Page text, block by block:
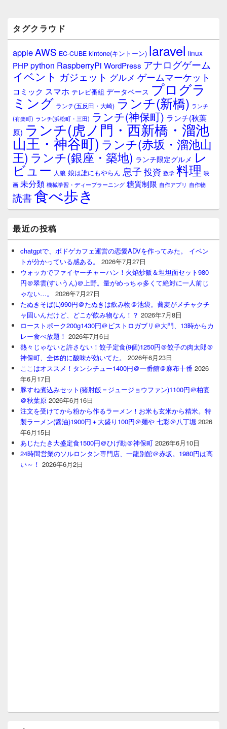
タグクラウド
appleAWS EC-CUBE kintone(キントーン) laravel linux
PHPpython RaspberryPi WordPress アナログゲーム
イベント ガジェット グルメ ゲームマーケット
コミック スマホ テレビ番組 データベース プログラ
ミング ランチ(五反田・大崎) ランチ(新橋) ランチ
(有楽町) ランチ(浜松町・三田) ランチ(神保町) ランチ(秋葉
原) ランチ(虎ノ門・西新橋・溜池
山王・神谷町) ランチ(赤坂・溜池山
王) ランチ(銀座・築地) ランチ限定グルメ レ
ビュー 人狼 娘は誰にもやらん 息子 投資 数学 料理 映
画 未分類 機械学習・ディープラーニング 糖質制限 自作アプリ 自作物
読書食べ歩き
最近の投稿
chatgptで、ボドゲカフェ運営の恋愛ADVを作ってみた。 イベン
トが分かっている感ある。
2026年7月27日
ウォッカでファイヤーチャーハン！火焰炒飯＆坦坦面セット980
円＠翠雲(すいうん)＠上野。量がめっちゃ多くて絶対に一人前じ
ゃない…。
2026年7月27日
たぬきそば(L)990円＠たぬきは飲み物＠池袋。蕎麦がメチャクチ
ャ固いんだけど、どこが飲み物なん！？ 2026年7月8日
ローストポーク200g1430円＠ビストロガブリ＠大門、13時からカ
レー食べ放題！ 2026年7月6日
熱々じゃないと許さない！餃子定食(9個)1250円＠餃子の肉太郎＠
神保町、全体的に酸味が効いてた。
2026年6月23日
ここはオススメ！タンシチュー1400円＠一番館＠麻布十番 2026
年6月17日
豚すね煮込みセット(猪肘飯＝ジュージョウファン)1100円＠柏宴
＠秋葉原 2026年6月16日
注文を受けてから粉から作るラーメン！お米も玄米から精米。特
製ラーメン(醤油)1900円＋大盛り100円＠麺や 七彩＠八丁堀 2026
年6月15日
あじたたき大盛定食1500円＠ひげ勘＠神保町 2026年6月10日
24時間営業のソルロンタン専門店、一龍別館＠赤坂。1980円は高
い～！ 2026年6月2日